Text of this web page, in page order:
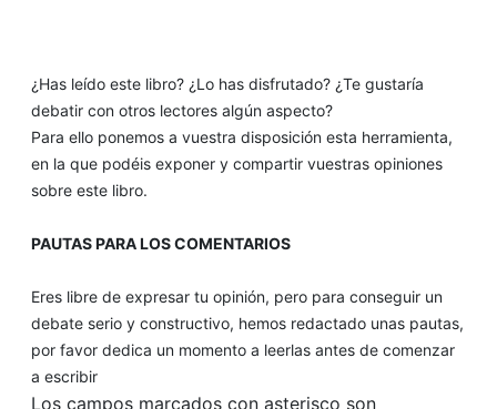
¿Has leído este libro? ¿Lo has disfrutado? ¿Te gustaría
debatir con otros lectores algún aspecto?
Para ello ponemos a vuestra disposición esta herramienta,
en la que podéis exponer y compartir vuestras opiniones
sobre este libro.
PAUTAS PARA LOS COMENTARIOS
Eres libre de expresar tu opinión, pero para conseguir un
debate serio y constructivo, hemos redactado unas pautas,
por favor dedica un momento a leerlas antes de comenzar
a escribir
Los campos marcados con asterisco son